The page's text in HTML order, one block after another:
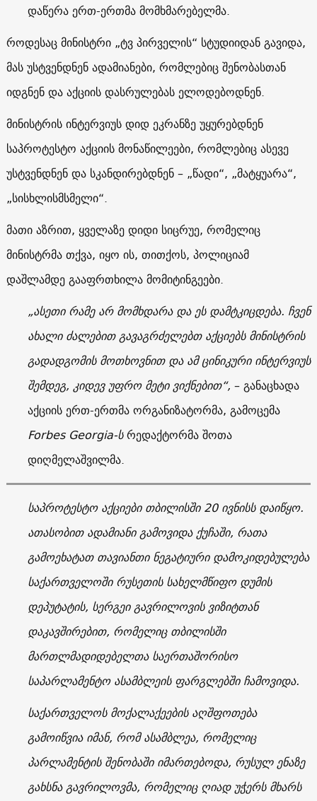
დაწერა ერთ-ერთმა მომხმარებელმა.
როდესაც მინისტრი „ტვ პირველის“ სტუდიიდან გავიდა,
მას უსტვენდნენ ადამიანები, რომლებიც შენობასთან
იდგნენ და აქციის დასრულებას ელოდებოდნენ.
მინისტრის ინტერვიუს დიდ ეკრანზე უყურებდნენ
საპროტესტო აქციის მონაწილეები, რომლებიც ასევე
უსტვენდნენ და სკანდირებდნენ – „წადი“, „მატყუარა“,
„სისხლისმსმელი“.
მათი აზრით, ყველაზე დიდი სიცრუე, რომელიც
მინისტრმა თქვა, იყო ის, თითქოს, პოლიციამ
დაშლამდე გააფრთხილა მომიტინგეები.
„ასეთი რამე არ მომხდარა და ეს დამტკიცდება. ჩვენ
ახალი ძალებით გავაგრძელებთ აქციებს მინისტრის
გადადგომის მოთხოვნით და ამ ცინიკური ინტერვიუს
შემდეგ, კიდევ უფრო მეტი ვიქნებით“, – განაცხადა
აქციის ერთ-ერთმა ორგანიზატორმა, გამოცემა
Forbes Georgia-სრედაქტორმა შოთა
დიღმელაშვილმა.
საპროტესტო აქციები თბილისში 20 ივნისს დაიწყო.
ათასობით ადამიანი გამოვიდა ქუჩაში, რათა
გამოეხატათ თავიანთი ნეგატიური დამოკიდებულება
საქართველოში რუსეთის სახელმწიფო დუმის
დეპუტატის, სერგეი გავრილოვის ვიზიტთან
დაკავშირებით, რომელიც თბილისში
მართლმადიდებელთა საერთაშორისო
საპარლამენტო ასამბლეის ფარგლებში ჩამოვიდა.
საქართველოს მოქალაქეების აღშფოთება
გამოიწვია იმან, რომ ასამბლეა, რომელიც
პარლამენტის შენობაში იმართებოდა, რუსულ ენაზე
გახსნა გავრილოვმა, რომელიც ღიად უჭერს მხარს